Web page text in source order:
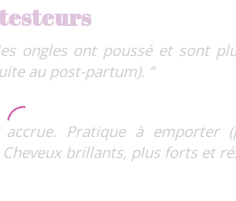
ongles ont poussé et sont
au post-partum). “
Pratique à emporter
brillants, plus forts et